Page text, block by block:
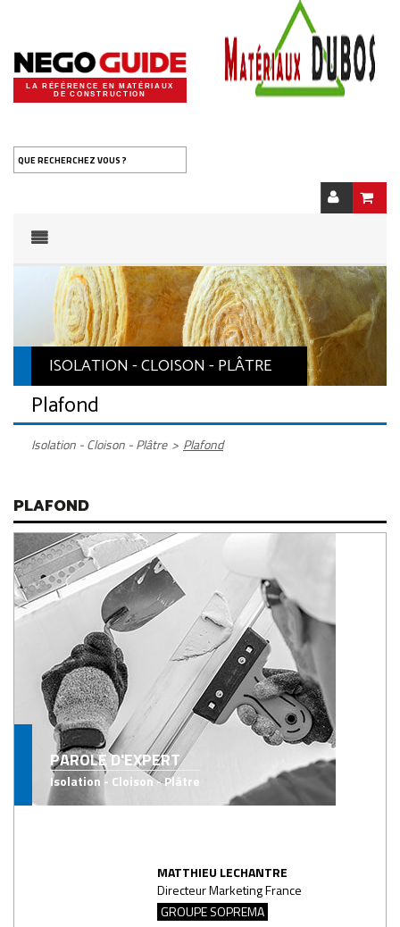
LA RÉFÉRENCE EN MATÉRIAUX
DE CONSTRUCTION
QUE RECHERCHEZ VOUS ?
ISOLATION - CLOISON - PLÂTRE
Plafond
Isolation - Cloison - Plâtre > Plafond
PLAFOND
PAROLE D'EXPERT
Isolation - Cloison - Plâtre
MATTHIEU LECHANTRE
Directeur Marketing France
GROUPE SOPREMA